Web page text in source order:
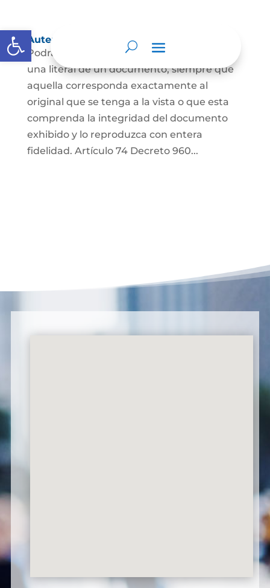
Abrir barra de herramientas
Autenticación de Copias
Podrá autenticarse una copia mecánica o
una literal de un documento, siempre que
aquella corresponda exactamente al
original que se tenga a la vista o que esta
comprenda la integridad del documento
exhibido y lo reproduzca con entera
fidelidad. Artículo 74 Decreto 960...